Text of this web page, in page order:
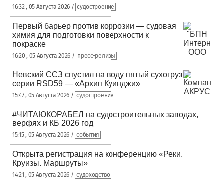
16:32 , 05 Августа 2026 / судостроение
Первый барьер против коррозии — судовая
химия для подготовки поверхности к
покраске
16:20 , 05 Августа 2026 / пресс-релизы
Невский ССЗ спустил на воду пятый сухогруз
серии RSD59 — «Архип Куинджи»
15:47 , 05 Августа 2026 / судостроение
#ЧИТАЮКОРАБЕЛ на судостроительных заводах,
верфях и КБ 2026 год
15:15 , 05 Августа 2026 / события
Открыта регистрация на конференцию «Реки.
Круизы. Маршруты»
14:21 , 05 Августа 2026 / судоходство